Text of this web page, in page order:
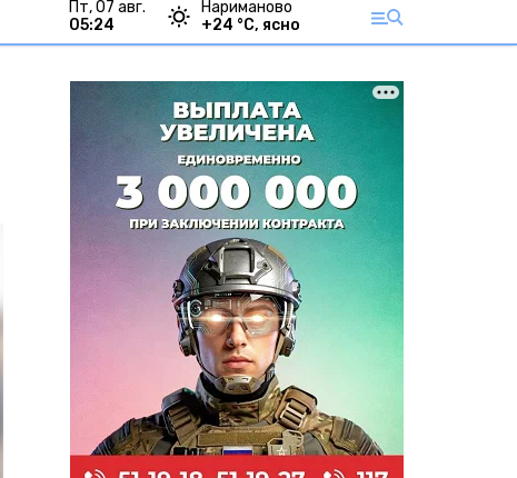
пт, 07 авг.
05:24
Нариманово
+24 °С, ясно